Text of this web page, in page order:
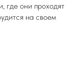
где они проходят
на своем